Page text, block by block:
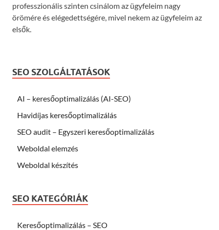
professzionális szinten csinálom az ügyfeleim nagy
örömére és elégedettségére, mivel nekem az ügyfeleim az
elsők.
SEO SZOLGÁLTATÁSOK
AI – keresőoptimalizálás (AI-SEO)
Havidíjas keresőoptimalizálás
SEO audit – Egyszeri keresőoptimalizálás
Weboldal elemzés
Weboldal készítés
SEO KATEGÓRIÁK
Keresőoptimalizálás – SEO